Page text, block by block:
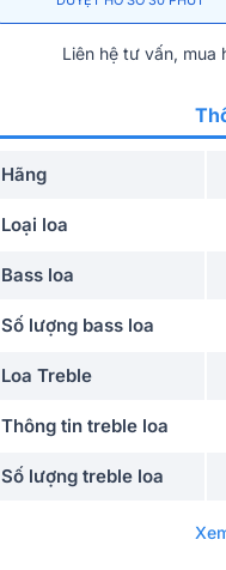
Liên hệ tư vấn, mua
Hãng
Loại loa
Bass loa
Số lượng bass loa
Loa Treble
Thông tin treble loa
Số lượng treble loa